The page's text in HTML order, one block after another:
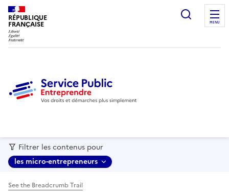
RÉPUBLIQUE
FRANÇAISE MENU
Filtrer les contenus pour
les micro-entrepreneurs
See the Breadcrumb Trail